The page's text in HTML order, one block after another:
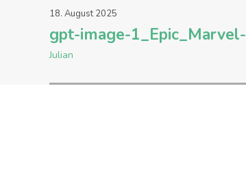
18. August2025
gpt-image-
Julian